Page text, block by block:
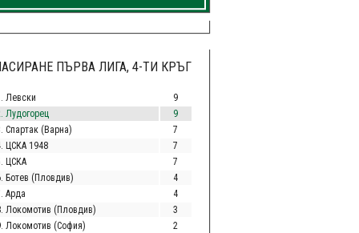
ПЪРВА ЛИГА, 4-ТИ КРЪГ
Левски
9
Лудогорец
9
Спартак (Варна)
7
ЦСКА 1948
7
ЦСКА
7
Ботев (Пловдив)
4
Арда
4
Локомотив (Пловдив)
3
Локомотив (София)
2